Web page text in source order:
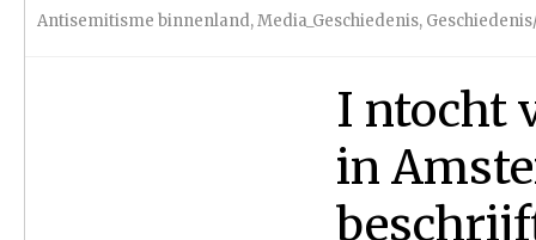
Antisemitisme binnenland,Media_Geschiedenis,
I ntocht
in